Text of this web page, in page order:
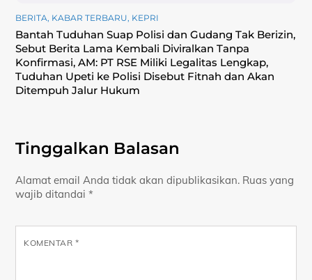
BERITA, KABAR TERBARU, KEPRI
Bantah Tuduhan Suap Polisi dan Gudang Tak Berizin,
Sebut Berita Lama Kembali Diviralkan Tanpa
Konfirmasi, ‎AM: PT RSE Miliki Legalitas Lengkap,
Tuduhan Upeti ke Polisi Disebut Fitnah dan Akan
Ditempuh Jalur Hukum
Tinggalkan Balasan
Alamat email Anda tidak akan dipublikasikan. Ruas yang
wajib ditandai*
KOMENTAR *